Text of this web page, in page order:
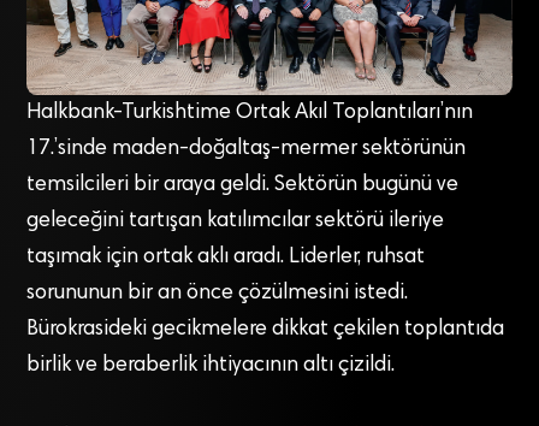
Halkbank-Turkishtime Ortak Akıl Toplantıları’nın
17.’sinde maden-doğaltaş-mermer sektörünün
temsilcileri bir araya geldi. Sektörün bugünü ve
geleceğini tartışan katılımcılar sektörü ileriye
taşımak için ortak aklı aradı. Liderler, ruhsat
sorununun bir an önce çözülmesini istedi.
Bürokrasideki gecikmelere dikkat çekilen toplantıda
birlik ve beraberlik ihtiyacının altı çizildi.